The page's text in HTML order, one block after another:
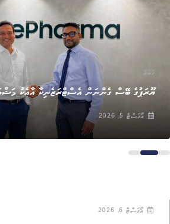
ޚަބަރު
ޔޫރަޕުގެ ބޭސް ގެންނަން އެސްޓްރަޒެނިކާ އާއެކު
އޯގަސްޓް 5, 2026
އޯގަސްޓް 6, 2026